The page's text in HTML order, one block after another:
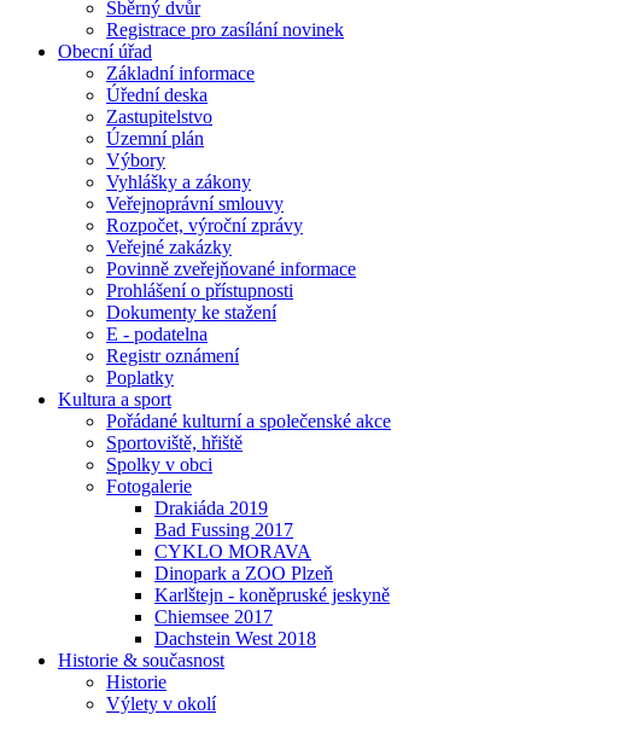
Sběrný dvůr
Registrace pro zasílání novinek
Obecní úřad
Základní informace
Úřední deska
Zastupitelstvo
Územní plán
Výbory
Vyhlášky a zákony
Veřejnoprávní smlouvy
Rozpočet, výroční zprávy
Veřejné zakázky
Povinně zveřejňované informace
Prohlášení o přístupnosti
Dokumenty ke stažení
E - podatelna
Registr oznámení
Poplatky
Kultura a sport
Pořádané kulturní a společenské akce
Sportoviště, hřiště
Spolky v obci
Fotogalerie
Drakiáda 2019
Bad Fussing 2017
CYKLO MORAVA
Dinopark a ZOO Plzeň
Karlštejn - koněpruské jeskyně
Chiemsee 2017
Dachstein West 2018
Historie & současnost
Historie
Výlety v okolí